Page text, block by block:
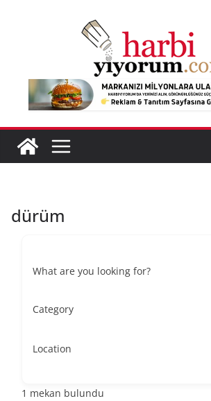
dürüm
What are you looking for?
Category
Location
1 mekan bulundu